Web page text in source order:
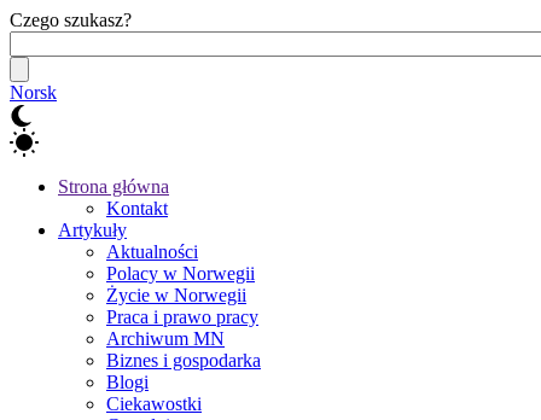
Czego szukasz?
Norsk
Strona główna
Kontakt
Artykuły
Aktualności
Polacy w Norwegii
Życie w Norwegii
Praca i prawo pracy
Archiwum MN
Biznes i gospodarka
Blogi
Ciekawostki